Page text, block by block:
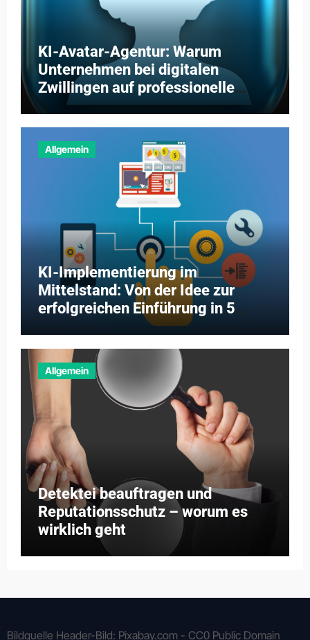
KI-Avatar-Agentur: Warum
Unternehmen bei digitalen
Zwillingen auf professionelle
Partner setzen
Allgemein
KI-Implementierung im
Mittelstand: Von der Idee zur
erfolgreichen Einführung in 5
Allgemein
Detektei beauftragen und
Reputationsschutz – worum es
wirklich geht
Bildquelle Header-Bild: Pixabay.com - CC0 Public Domain